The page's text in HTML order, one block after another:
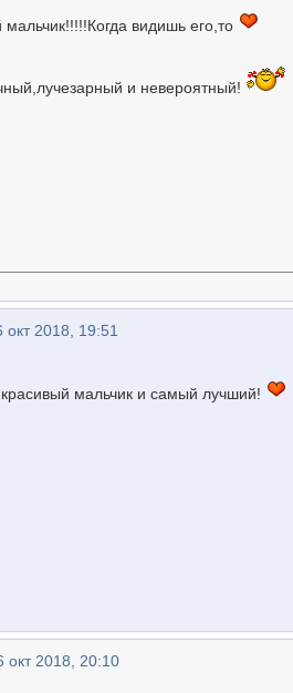
видишь его,то
и невероятный!
окт 2018, 19:51
мальчик и самый лучший!
окт 2018, 20:10